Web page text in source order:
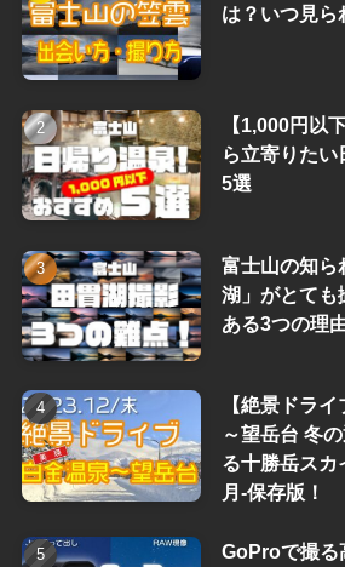
は？いつ見ら
【1,000円以
ら立寄りた
5選
富士山の知ら
湖」がとても
ある3つの理
【絶景ドラ
～望岳台 冬
る十勝岳スカ
月-保存版！
GoProで撮る